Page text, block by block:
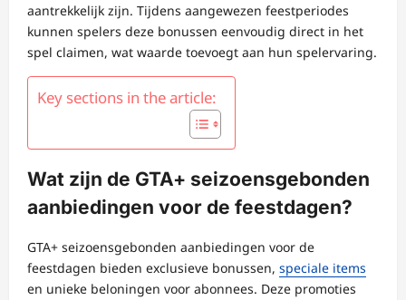
aantrekkelijk zijn. Tijdens aangewezen feestperiodes
kunnen spelers deze bonussen eenvoudig direct in het
spel claimen, wat waarde toevoegt aan hun spelervaring.
Key sections in the article:
Wat zijn de GTA+ seizoensgebonden
aanbiedingen voor de feestdagen?
GTA+ seizoensgebonden aanbiedingen voor de
feestdagen bieden exclusieve bonussen, speciale items
en unieke beloningen voor abonnees. Deze promoties